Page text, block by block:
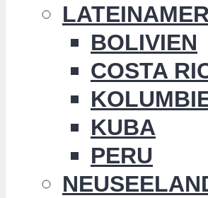
BOLIVIEN
COSTA
KUBA
PERU